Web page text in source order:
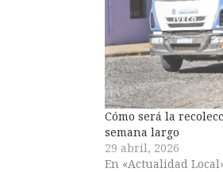
Cómo será la
semana largo
29 abril, 2026
En «Actualidad